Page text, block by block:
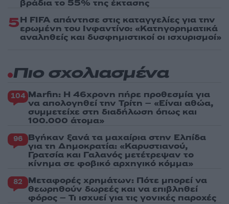
βράδια το 55% της έκτασης
5Η FIFA απάντησε στις καταγγελίες για την
ερωμένη του Ινφαντίνο: «Κατηγορηματικά
αναληθείς και δυσφημιστικοί οι ισχυρισμοί»
Πιο σχολιασμένα
104 Marfin: Η 46χρονη πήρε προθεσμία για
να απολογηθεί την Τρίτη – «Είναι αθώα,
συμμετείχε στη διαδήλωση όπως και
100.000 άτομα»
96 Βγήκαν ξανά τα μαχαίρια στην Ελπίδα
για τη Δημοκρατία: «Καρυστιανού,
Γρατσία και Γαλανός μετέτρεψαν το
κίνημα σε φοβικό αρχηγικό κόμμα»
82 Μεταφορές χρημάτων: Πότε μπορεί να
θεωρηθούν δωρεές και να επιβληθεί
φόρος – Τι ισχυεί για τις γονικές παροχές